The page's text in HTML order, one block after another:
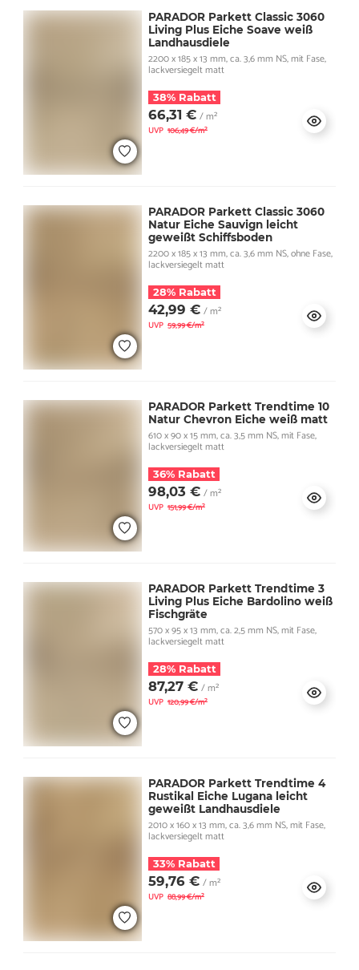
PARADOR Parkett Classic 3060
Living Plus Eiche Soave weiß
Landhausdiele
2200 x 185 x 13 mm, ca. 3,6 mm NS, mit Fase,
lackversiegelt matt
38% Rabatt
66,31 € / m²
UVP 106,49 €/m²
PARADOR Parkett Classic 3060
Natur Eiche Sauvign leicht
geweißt Schiffsboden
2200 x 185 x 13 mm, ca. 3,6 mm NS, ohne Fase,
lackversiegelt matt
28% Rabatt
42,99 € / m²
UVP 59,99 €/m²
PARADOR Parkett Trendtime 10
Natur Chevron Eiche weiß matt
610 x 90 x 15 mm, ca. 3,5 mm NS, mit Fase,
lackversiegelt matt
36% Rabatt
98,03 € / m²
UVP 151,99 €/m²
PARADOR Parkett Trendtime 3
Living Plus Eiche Bardolino weiß
Fischgräte
570 x 95 x 13 mm, ca. 2,5 mm NS, mit Fase,
lackversiegelt matt
28% Rabatt
87,27 € / m²
UVP 120,99 €/m²
PARADOR Parkett Trendtime 4
Rustikal Eiche Lugana leicht
geweißt Landhausdiele
2010 x 160 x 13 mm, ca. 3,6 mm NS, mit Fase,
lackversiegelt matt
33% Rabatt
59,76 € / m²
UVP 88,99 €/m²